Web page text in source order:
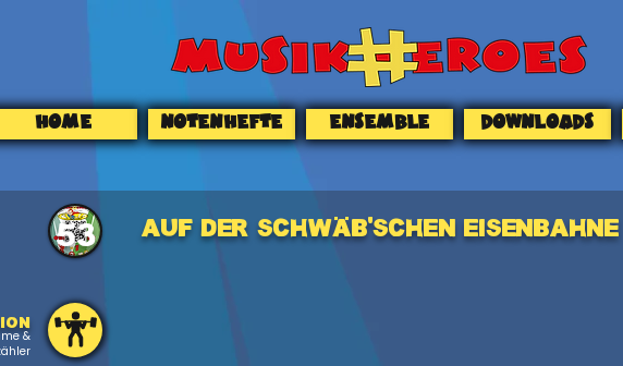
HOME NOTENHEFTE ENSEMBLE DOWNLOADS
53 AUF DER SCHWÄB‘SCHEN EISENBAHNE
&